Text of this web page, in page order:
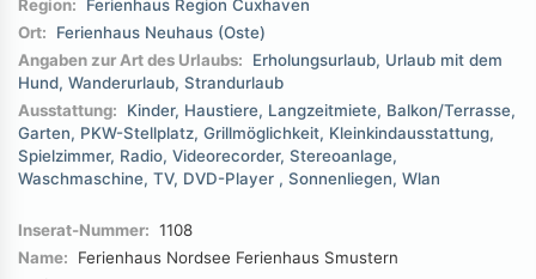
Region:
Ferienhaus Region Cuxhaven
Ort:
Ferienhaus Neuhaus (Oste)
Angaben zur Art des Urlaubs:
Erholungsurlaub Urlaub mit dem
Hund Wanderurlaub Strandurlaub
Ausstattung:
Kinder Haustiere Langzeitmiete Balkon/Terrasse
Garten
PKW-Stellplatz Grillmöglichkeit Kleinkindausstattung
Spielzimmer Radio Videorecorder Stereoanlage
Waschmaschine TV DVD-Player Sonnenliegen Wlan
Inserat-Nummer: 1108
Name:
Ferienhaus Nordsee Ferienhaus Smustern